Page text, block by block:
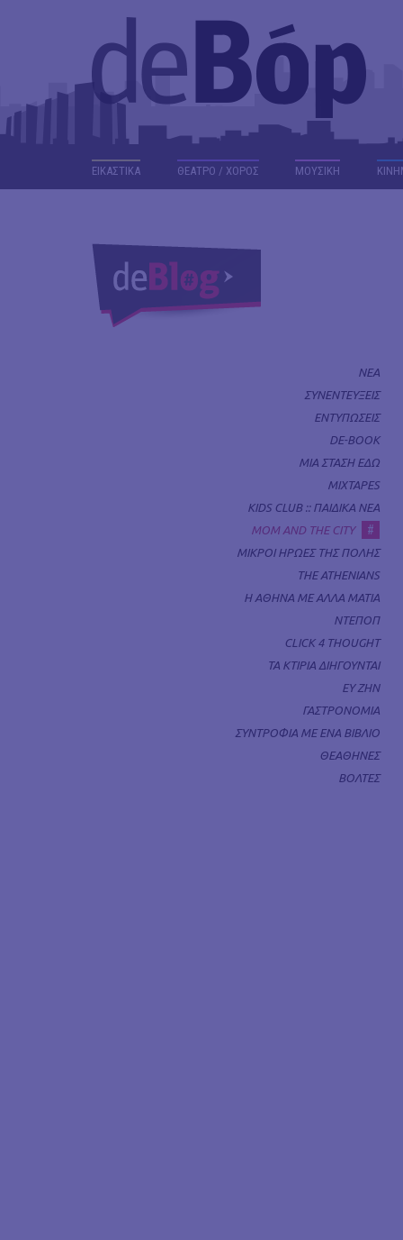
ΕΙΚΑΣΤΙΚΑ ΘΕΑΤΡΟ / ΧΟΡΟΣ ΜΟΥΣΙΚΗ
ΝΕΑ
ΣΥΝΕΝΤΕΥΞΕΙΣ
ΕΝΤΥΠΩΣΕΙΣ
DE-BOOK
ΜΙΑ ΣΤΑΣΗ ΕΔΩ
MIXTAPES
KIDS CLUB :: ΠΑΙΔΙΚΑ ΝΕΑ
MOM AND THE CITY
#
ΜΙΚΡΟΙ ΗΡΩΕΣ ΤΗΣ ΠΟΛΗΣ
THE ATHENIANS
Η ΑΘΗΝΑ ΜΕ ΑΛΛΑ ΜΑΤΙΑ
ΝΤΕΠΟΠ
CLICK 4 THOUGHT
ΤΑ ΚΤΙΡΙΑ ΔΙΗΓΟΥΝΤΑΙ
ΕΥ ΖΗΝ
ΓΑΣΤΡΟΝΟΜΙΑ
ΣΥΝΤΡΟΦΙΑ ΜΕ ΕΝΑ ΒΙΒΛΙΟ
ΘΕΑΘΗΝΕΣ
ΒΟΛΤΕΣ